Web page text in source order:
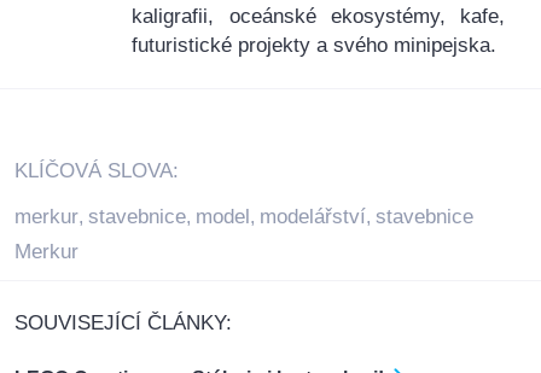
kaligrafii, oceánské ekosystémy, kafe,
futuristické projekty a svého minipejska.
KLÍČOVÁ SLOVA:
merkur, stavebnice, model, modelářství, stavebnice
Merkur
SOUVISEJÍCÍ ČLÁNKY: